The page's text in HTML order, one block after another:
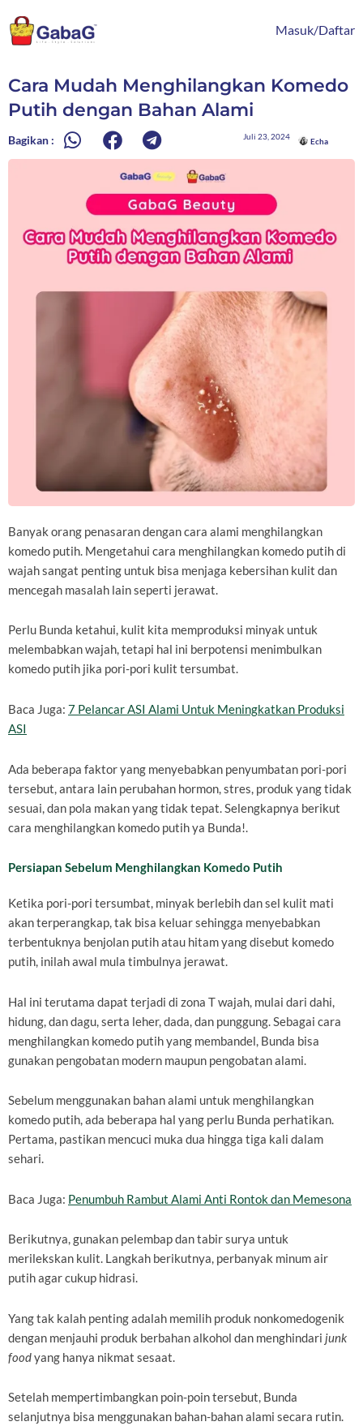
ke
konten
Masuk/Daftar
Cara Mudah Menghilangkan Komedo
Putih dengan Bahan Alami
Bagikan : Juli 23, 2024
Echa
Banyak orang penasaran dengan cara alami menghilangkan
komedo putih. Mengetahui cara menghilangkan komedo putih di
wajah sangat penting untuk bisa menjaga kebersihan kulit dan
mencegah masalah lain seperti jerawat.
Perlu Bunda ketahui, kulit kita memproduksi minyak untuk
melembabkan wajah, tetapi hal ini berpotensi menimbulkan
komedo putih jika pori-pori kulit tersumbat.
Baca Juga: 7 Pelancar ASI Alami Untuk Meningkatkan Produksi
ASI
Ada beberapa faktor yang menyebabkan penyumbatan pori-pori
tersebut, antara lain perubahan hormon, stres, produk yang tidak
sesuai, dan pola makan yang tidak tepat. Selengkapnya berikut
cara menghilangkan komedo putih ya Bunda!.
Persiapan Sebelum Menghilangkan Komedo Putih
Ketika pori-pori tersumbat, minyak berlebih dan sel kulit mati
akan terperangkap, tak bisa keluar sehingga menyebabkan
terbentuknya benjolan putih atau hitam yang disebut komedo
putih, inilah awal mula timbulnya jerawat.
Hal ini terutama dapat terjadi di zona T wajah, mulai dari dahi,
hidung, dan dagu, serta leher, dada, dan punggung. Sebagai cara
menghilangkan komedo putih yang membandel, Bunda bisa
gunakan pengobatan modern maupun pengobatan alami.
Sebelum menggunakan bahan alami untuk menghilangkan
komedo putih, ada beberapa hal yang perlu Bunda perhatikan.
Pertama, pastikan mencuci muka dua hingga tiga kali dalam
sehari.
Baca Juga: Penumbuh Rambut Alami Anti Rontok dan Memesona
Berikutnya, gunakan pelembap dan tabir surya untuk
merilekskan kulit. Langkah berikutnya, perbanyak minum air
putih agar cukup hidrasi.
Yang tak kalah penting adalah memilih produk nonkomedogenik
dengan menjauhi produk berbahan alkohol dan menghindari junk
foodyang hanya nikmat sesaat.
Setelah mempertimbangkan poin-poin tersebut, Bunda
selanjutnya bisa menggunakan bahan-bahan alami secara rutin.